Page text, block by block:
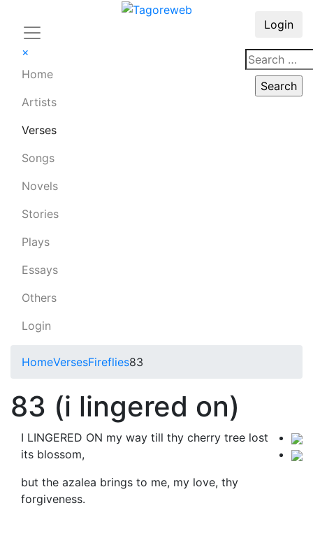
×
Home
Artists
Verses
Songs
Novels
Stories
Plays
Essays
Others
Login
Login
HomeVersesFireflies83
83 (i lingered on)
I LINGERED ON my way till thy cherry tree lost
its blossom,
but the azalea brings to me, my love, thy
forgiveness.